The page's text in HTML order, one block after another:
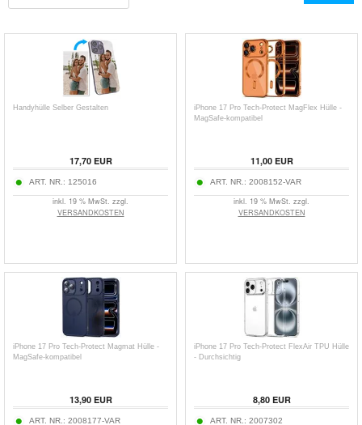
Handyhülle Selber Gestalten
17,70EUR
ART. NR.: 125016
inkl. 19 % MwSt. zzgl.
VERSANDKOSTEN
iPhone 17 Pro Tech-Protect MagFlex Hülle -
MagSafe-kompatibel
11,00EUR
ART. NR.: 2008152-VAR
inkl. 19 % MwSt. zzgl.
VERSANDKOSTEN
iPhone 17 Pro Tech-Protect Magmat Hülle -
MagSafe-kompatibel
13,90EUR
ART. NR.: 2008177-VAR
iPhone 17 Pro Tech-Protect FlexAir TPU Hülle
- Durchsichtig
8,80EUR
ART. NR.: 2007302